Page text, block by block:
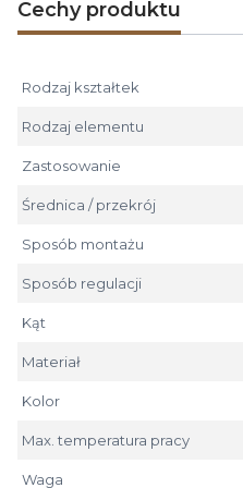
Cechy produktu
Rodzaj kształtek
Rodzaj elementu
Zastosowanie
Średnica / przekrój
Sposób montażu
Sposób regulacji
Kąt
Materiał
Kolor
Max. temperatura pracy
Waga